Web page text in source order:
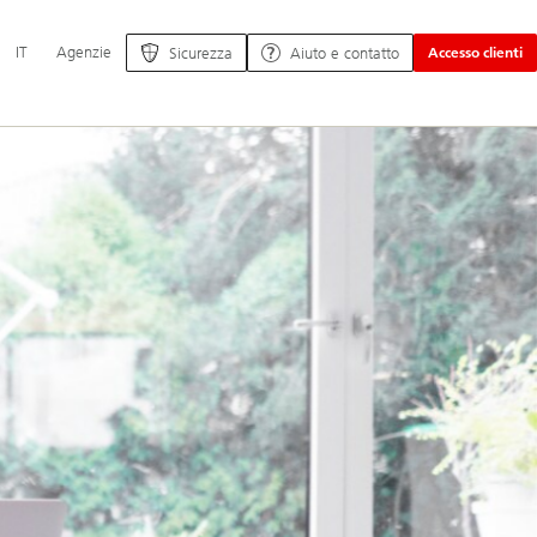
principale
IT Agenzie Sicurezza Aiuto e contatto Accesso clienti